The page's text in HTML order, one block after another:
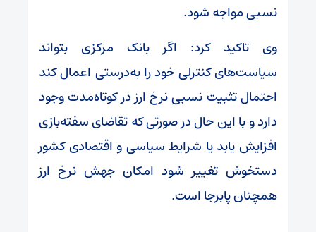
نسبی مواجه شود.
وی تاکید کرد: اگر بانک مرکزی بتواند
سیاست‌های کنترلی خود را به‌درستی اعمال کند
احتمال تثبیت نسبی نرخ ارز در کوتاه‌مدت وجود
دارد و با این حال در صورتی که تقاضای سفته‌بازی
افزایش یابد یا شرایط سیاسی و اقتصادی کشور
دستخوش تغییر شود امکان جهش نرخ ارز
همچنان پابرجا است.